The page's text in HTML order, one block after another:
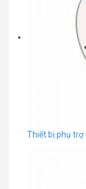
Thiết bị phụ trợ